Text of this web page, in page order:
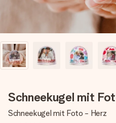
Schneekugel mit
Schneekugel mit Foto - Herz